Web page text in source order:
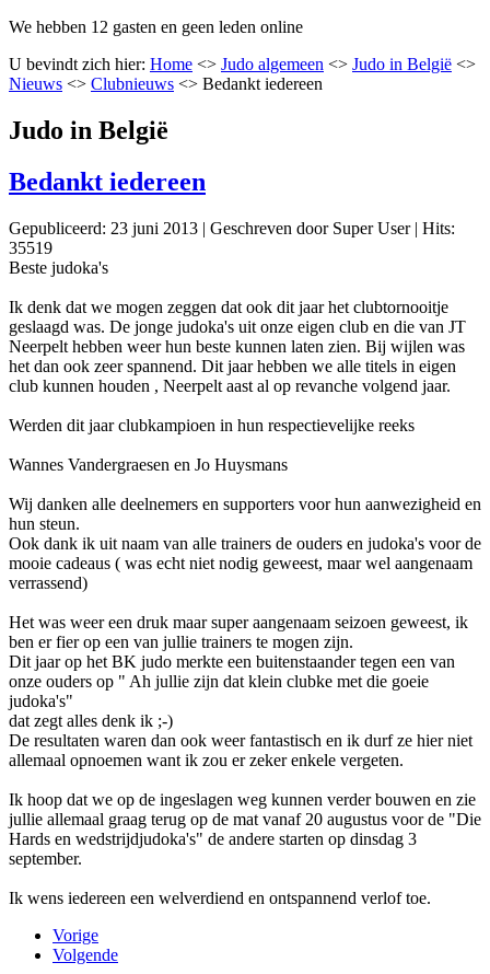
We hebben 12 gasten en geen leden online
U bevindt zich hier: Home <> Judo algemeen <> Judo in België <>
Nieuws <> Clubnieuws <> Bedankt iedereen
Judo in België
Bedankt iedereen
Gepubliceerd: 23 juni 2013 | Geschreven door Super User| Hits:
35519
Beste judoka's
Ik denk dat we mogen zeggen dat ook dit jaar het clubtornooitje
geslaagd was. De jonge judoka's uit onze eigen club en die van JT
Neerpelt hebben weer hun beste kunnen laten zien. Bij wijlen was
het dan ook zeer spannend. Dit jaar hebben we alle titels in eigen
club kunnen houden , Neerpelt aast al op revanche volgend jaar.
Werden dit jaar clubkampioen in hun respectievelijke reeks
Wannes Vandergraesen en Jo Huysmans
Wij danken alle deelnemers en supporters voor hun aanwezigheid en
hun steun.
Ook dank ik uit naam van alle trainers de ouders en judoka's voor de
mooie cadeaus ( was echt niet nodig geweest, maar wel aangenaam
verrassend)
Het was weer een druk maar super aangenaam seizoen geweest, ik
ben er fier op een van jullie trainers te mogen zijn.
Dit jaar op het BK judo merkte een buitenstaander tegen een van
onze ouders op " Ah jullie zijn dat klein clubke met die goeie
judoka's"
dat zegt alles denk ik ;-)
De resultaten waren dan ook weer fantastisch en ik durf ze hier niet
allemaal opnoemen want ik zou er zeker enkele vergeten.
Ik hoop dat we op de ingeslagen weg kunnen verder bouwen en zie
jullie allemaal graag terug op de mat vanaf 20 augustus voor de "Die
Hards en wedstrijdjudoka's" de andere starten op dinsdag 3
september.
Ik wens iedereen een welverdiend en ontspannend verlof toe.
Vorige
Volgende